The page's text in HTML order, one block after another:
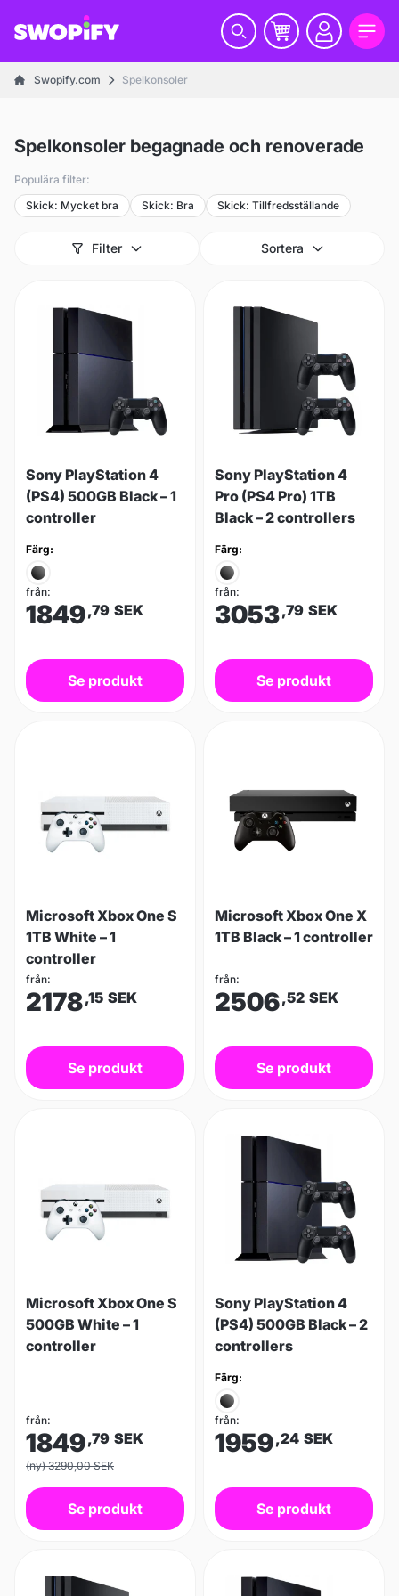
Swopify.com Spelkonsoler
Spelkonsoler begagnade och renoverade
Populära filter:
Skick: Mycket bra
Skick: Bra Skick: Tillfredsställande
Filter Sortera
Sony PlayStation 4
(PS4) 500GB Black – 1
controller
Färg:
från:
1849,79 SEK
Se produkt
Sony PlayStation 4
Pro (PS4 Pro) 1TB
Black – 2 controllers
Färg:
från:
3053,79 SEK
Se produkt
Microsoft Xbox One S
1TB White – 1
controller
från:
2178,15 SEK
Se produkt
Microsoft Xbox One X
1TB Black – 1 controller
från:
2506,52 SEK
Se produkt
Microsoft Xbox One S
500GB White – 1
controller
från:
1849,79 SEK
(ny) 3290,00 SEK
Se produkt
Sony PlayStation 4
(PS4) 500GB Black – 2
controllers
Färg:
från:
1959,24 SEK
Se produkt